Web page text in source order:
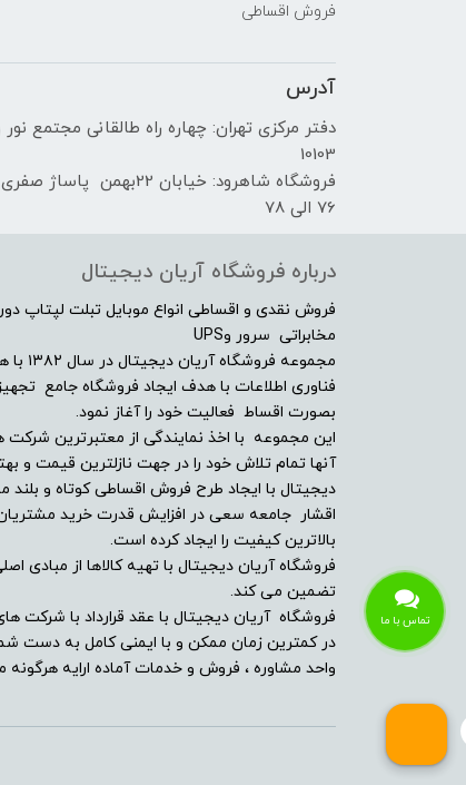
دقت صفحه نمایش
صفحه نمایش لمسی
امکانات و سنسورها
درایو نوری
توضیحات درایو نوری
وبکم
مشخصات اسپیکر
بلوتوث
پورت ها و درگاه ارتباطی
حسگر اثر انگشت
فروش اقساطی
آدرس
دفتر مرکزی تهران: چهاره راه طالقانی مجتمع نور
10103
فروشگاه شاهرود: خیابان 22بهمن
76 الی 78
درباره فروشگاه آریان دیجیتال
فروش نقدی و اقساطی انواع موبایل تبلت لپتاپ
مخابراتی سرور وUPS
فناوری اطلاعات با هدف ایجاد فروشگاه جامع
بصورت اقساط فعالیت خود را آغاز نمود.
این مجموعه با اخذ نمایندگی از معتبرترین
آنها تمام تلاش خود را در جهت نازلترین قیمت
دیجیتال با ایجاد طرح فروش اقساطی کوتاه و بلند
اقشار جامعه سعی در افزایش قدرت خرید مشتریان
بالاترین کیفیت را ایجاد کرده است.
فروشگاه آریان دیجیتال با تهیه کالاها از مبادی
تضمین می کند.
فروشگاه آریان دیجیتال با عقد قرارداد با شرکت
در کمترین زمان ممکن و با ایمنی کامل به دست
واحد مشاوره ، فروش و خدمات آماده ارایه
تماس با ما